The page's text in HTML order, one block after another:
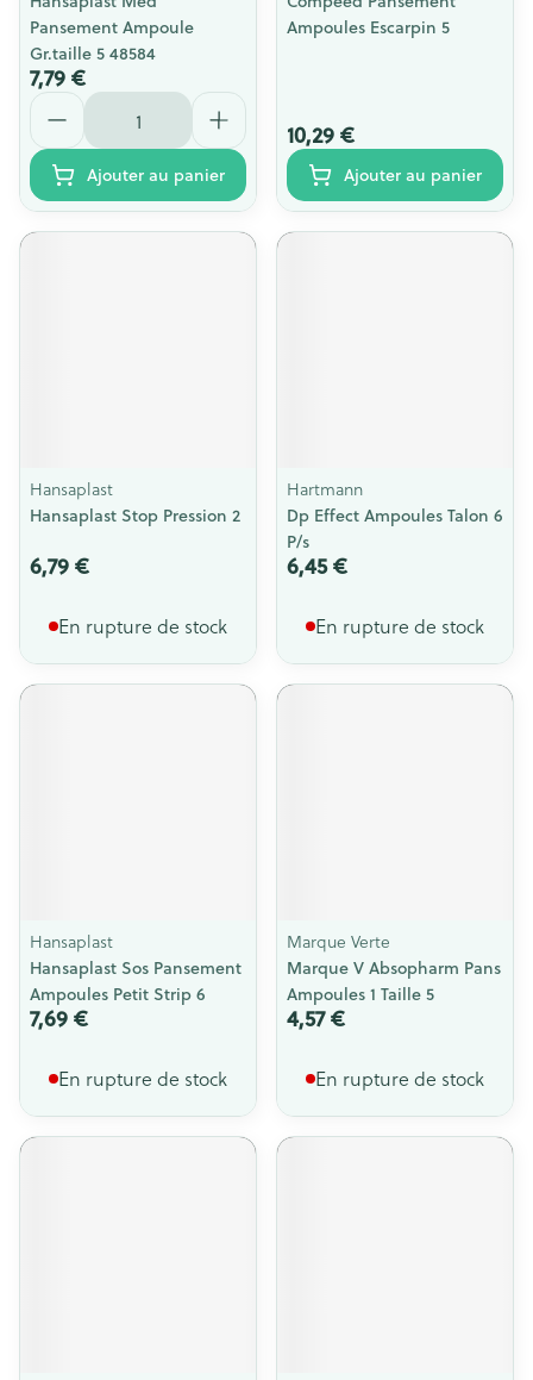
Pansement Ampoule
Gr.taille 5 48584
7,79 €
Quantité
Ajouter au panier
Ampoules Escarpin 5
10,29 €
Ajouter au panier
Hansaplast
Hansaplast Stop Pression 2
6,79 €
En rupture de stock
Hartmann
Dp Effect Ampoules Talon 6
P/s
6,45 €
En rupture de stock
Hansaplast
Hansaplast Sos Pansement
Ampoules Petit Strip 6
7,69 €
En rupture de stock
Marque Verte
Marque V Absopharm Pans
Ampoules 1 Taille 5
4,57 €
En rupture de stock